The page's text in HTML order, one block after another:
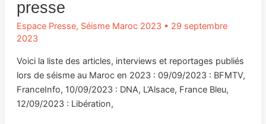
presse
Espace Presse, Séisme Maroc 2023• 29 septembre
2023
Voici la liste des articles, interviews et reportages publiés
lors de séisme au Maroc en 2023 : 09/09/2023 : BFMTV,
FranceInfo, 10/09/2023 : DNA, L’Alsace, France Bleu,
12/09/2023 : Libération,